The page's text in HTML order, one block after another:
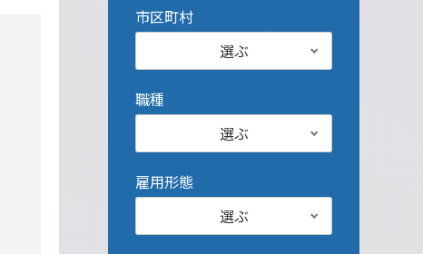
市区町村
選ぶ
職種
選ぶ
雇用形態
選ぶ